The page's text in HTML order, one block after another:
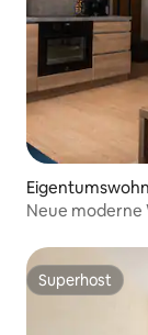
Neue moderne
Superhost
Superhost